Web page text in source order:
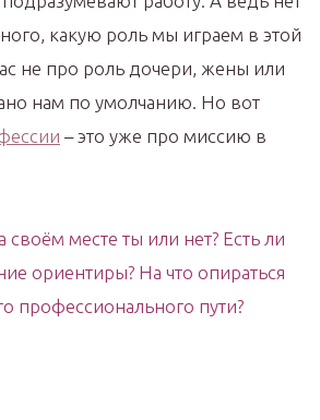
какую роль мы играем в этой
не про роль дочери, жены или
нам по умолчанию. Но вот
– это уже про миссию в
своём месте ты или нет? Есть ли
ориентиры? На что опираться
профессионального пути?